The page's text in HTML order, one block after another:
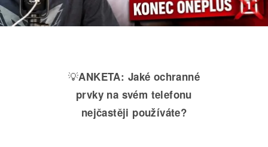
💡ANKETA: Jaké ochranné
prvky na svém telefonu
nejčastěji používáte?